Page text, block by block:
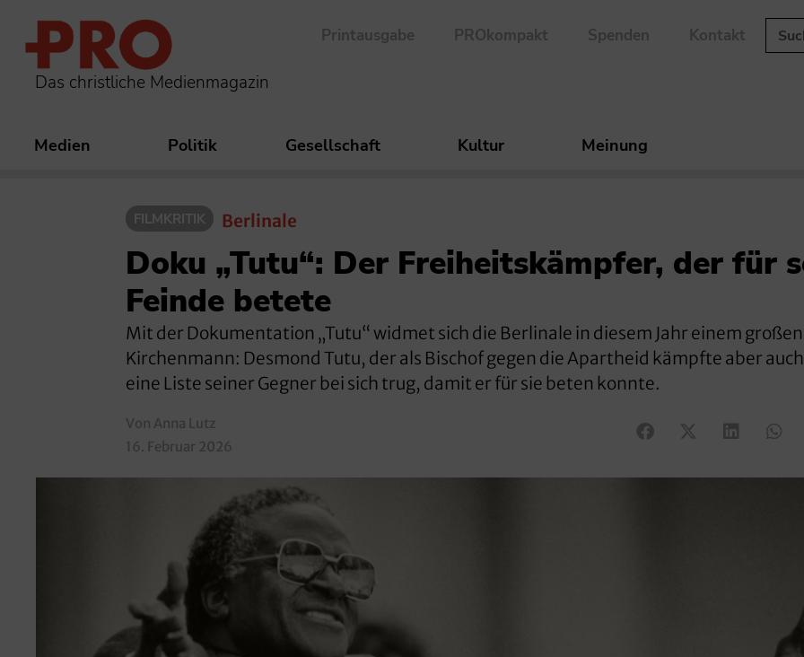
Das christliche Medienmagazin
Printausgabe PROkompakt Spenden Kontakt
Medien Politik Gesellschaft Kultur Meinung
FILMKRITIK Berlinale
Doku „Tutu“: Der Freiheitskämpfer, der für
Feinde betete
Mit der Dokumentation „Tutu“ widmet sich die Berlinale in diesem Jahr einem großen
Kirchenmann: Desmond Tutu, der als Bischof gegen die Apartheid kämpfte aber
eine Liste seiner Gegner bei sich trug, damit er für sie beten konnte.
Von Anna Lutz
16. Februar 2026